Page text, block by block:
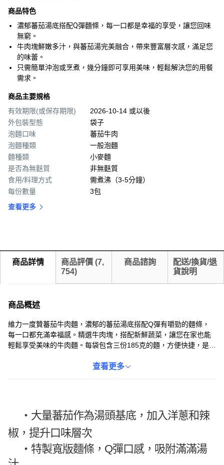
商品特色
濃郁蕃茄湯底搭配Q彈麵條，每一口都是幸福的享受，讓您回味
無窮。
牛肉塊鮮嫩多汁，與蕃茄湯完美融合，帶來豐富層次感，滿足您
的味蕾。
只需簡單沖泡或烹煮，幾分鐘即可享用美味，輕鬆解決您的用餐
需求。
商品主要規格
有效期限(或保存期限)
2026-10-14 或以後
外包裝型態
袋子
泡麵口味
蕃茄牛肉
泡麵種類
一般泡麵
麵種類
小麥麵
是否為無麩質
非無麩質
食用/料理方式
需煮沸（3-5分鐘）
每份數量
3包
查看更多
商品詳情 商品評價 (7,
754)
商品諮詢
配送/換貨/退
貨說明
商品概述
維力一度贊蕃茄牛肉麵，濃郁的蕃茄湯底搭配Q彈有嚼勁的麵條，
每一口都充滿幸福感。精選牛肉塊，搭配新鮮蔬菜，讓您在家也能
輕鬆享受美味的牛肉麵。每袋包含三份185克的麵，方便快捷，是您
滿足您的味蕾。維力品牌值得信賴，讓您安心享受美食。
查看更多
・大量蕃茄作為湯頭基底，加入洋蔥和辣
椒，提升口味層次
・ 特製寬版麵條，Q彈口感，吸附滿滿湯